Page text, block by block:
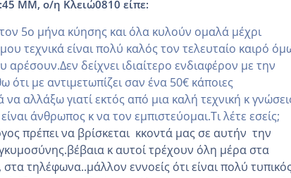
ΜΜ, ο/η Κλειώ0810 είπε:
5ο μήνα κύησης και όλα κυλούν ομαλά μέχρι
τεχνικά είναι πολύ καλός τον τελευταίο καιρό
δείχνει ιδιαίτερο ενδιαφέρον με την
ότι με αντιμετωπίζει σαν ένα 50€ κάποιες
αλλάξω γιατί εκτός από μια καλή τεχνική κ
άνθρωπος κ να τον εμπιστεύομαι.Τι λέτε εσείς;
πρέπει να βρίσκεται κκοντά μας σε αυτήν την
κ αυτοί τρέχουν όλη μέρα στα
τηλέφωνα..μάλλον εννοείς ότι είναι πολύ